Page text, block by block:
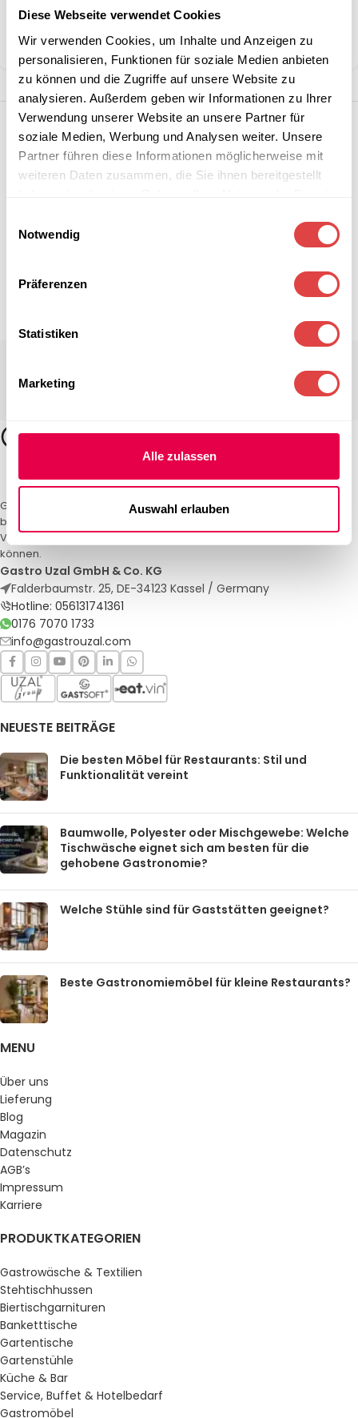
Diese Webseite verwendet Cookies
Wir verwenden Cookies, um Inhalte und Anzeigen zu
personalisieren, Funktionen für soziale Medien anbieten
zu können und die Zugriffe auf unsere Website zu
analysieren. Außerdem geben wir Informationen zu Ihrer
Verwendung unserer Website an unsere Partner für
soziale Medien, Werbung und Analysen weiter. Unsere
Partner führen diese Informationen möglicherweise mit
weiteren Daten zusammen, die Sie ihnen bereitgestellt
Notwendig
Präferenzen
Statistiken
Marketing
Alle zulassen
Auswahl erlauben
Marke:Gastro Uzal
Teilen:
Gastro Uzal – Ihr Spezialist für Gastronomiemöbel und -textilien. Wir
bieten maßgeschneiderte Lösungen für Restaurants, Hotels und
Veranstaltungen. Qualität und Service, auf die Sie sich verlassen
können.
Gastro Uzal GmbH & Co. KG
Falderbaumstr. 25, DE-34123 Kassel / Germany
Hotline: 056131741361
0176 7070 1733
info@gastrouzal.com
NEUESTE BEITRÄGE
Die besten Möbel für Restaurants: Stil und
Funktionalität vereint
Baumwolle, Polyester oder Mischgewebe: Welche
Tischwäsche eignet sich am besten für die
gehobene Gastronomie?
Welche Stühle sind für Gaststätten geeignet?
Beste Gastronomiemöbel für kleine Restaurants?
MENU
Über uns
Lieferung
Blog
Magazin
Datenschutz
AGB’s
Impressum
Karriere
PRODUKTKATEGORIEN
Gastrowäsche & Textilien
Stehtischhussen
Biertischgarnituren
Banketttische
Gartentische
Gartenstühle
Küche & Bar
Service, Buffet & Hotelbedarf
Gastromöbel